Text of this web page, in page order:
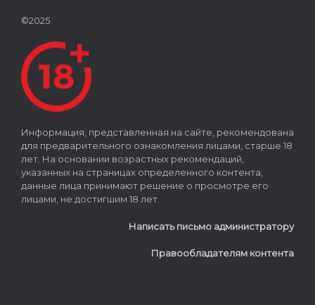
©2025
Информация, представленная на сайте, рекомендована
для предварительного ознакомления лицами, старше 18
лет. На основании возрастных рекомендаций,
указанных на страницах определенного контента,
данные лица принимают решение о просмотре его
лицами, не достигшим 18 лет.
Написать письмо администратору
Правообладателям контента